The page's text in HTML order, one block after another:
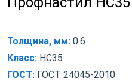
Толщина, мм: 0.6
Класс: НС35
ГОСТ: ГОСТ 24045-2010